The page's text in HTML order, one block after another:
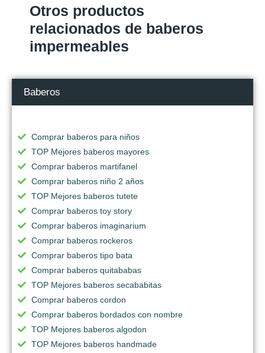
Otros productos
relacionados de baberos
impermeables
Baberos
Comprar baberos para niños
TOP Mejores baberos mayores
Comprar baberos martifanel
Comprar baberos niño 2 años
TOP Mejores baberos tutete
Comprar baberos toy story
Comprar baberos imaginarium
Comprar baberos rockeros
Comprar baberos tipo bata
Comprar baberos quitababas
TOP Mejores baberos secababitas
Comprar baberos cordon
Comprar baberos bordados con nombre
TOP Mejores baberos algodon
TOP Mejores baberos handmade